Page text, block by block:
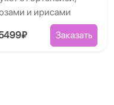
и ирисами
Заказать